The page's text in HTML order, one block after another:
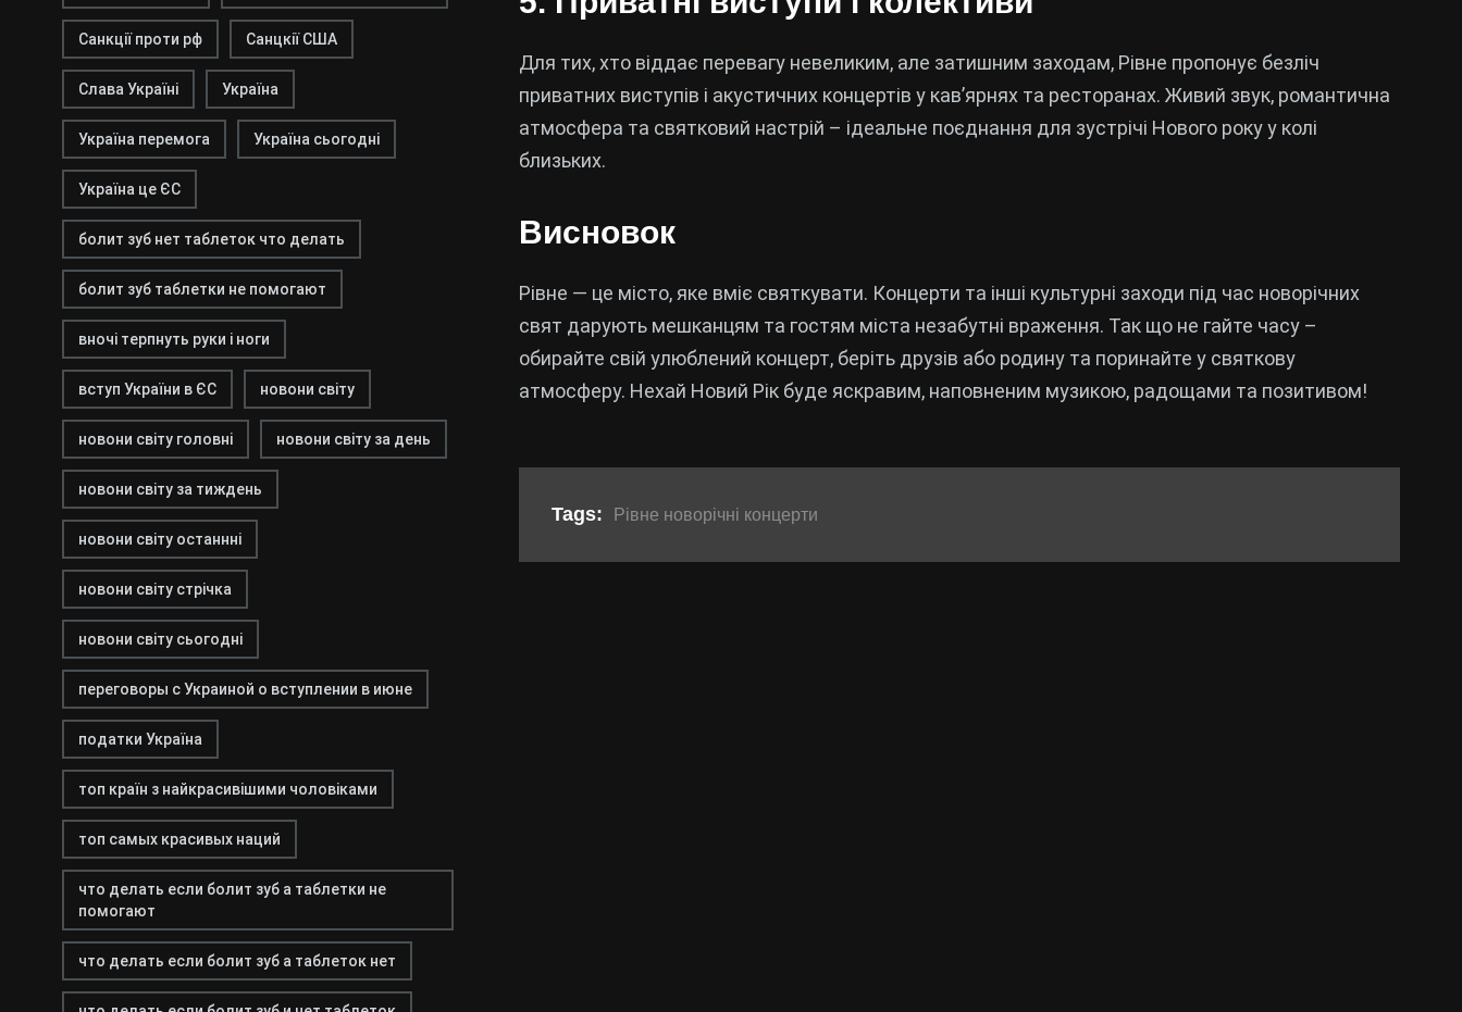
Санкції проти рф Санцкії США
Слава Україні Україна
Україна перемога Україна сьогодні
Україна це ЄС
болит зуб нет таблеток что делать
болит зуб таблетки не помогают
вночі терпнуть руки і ноги
вступ України в ЄС новони світу
новони світу головні новони світу за день
новони світу за тиждень
новони світу останнні
новони світу стрічка
новони світу сьогодні
переговоры с Украиной о вступлении в июне
податки Україна
топ країн з найкрасивішими чоловіками
топ самых красивых наций
что делать если болит зуб а таблетки не
помогают
что делать если болит зуб а таблеток нет
Для тих, хто віддає перевагу невеликим, але затишним заходам, Рівне пропонує безліч
приватних виступів і акустичних концертів у кав’ярнях та ресторанах. Живий звук, романтична
атмосфера та святковий настрій – ідеальне поєднання для зустрічі Нового року у колі
близьких.
Висновок
Рівне — це місто, яке вміє святкувати. Концерти та інші культурні заходи під час новорічних
свят дарують мешканцям та гостям міста незабутні враження. Так що не гайте часу –
обирайте свій улюблений концерт, беріть друзів або родину та поринайте у святкову
атмосферу. Нехай Новий Рік буде яскравим, наповненим музикою, радощами та позитивом!
Tags: Рівне новорічні концерти